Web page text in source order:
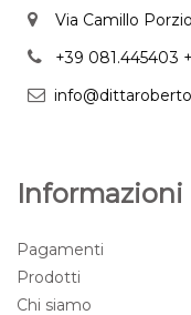
Via Camillo
+39 081.445403
Informazioni
Pagamenti
Prodotti
Chi siamo